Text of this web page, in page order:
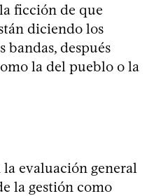
ficción de que
diciendo los
bandas, después
la del pueblo o la
evaluación general
la gestión como